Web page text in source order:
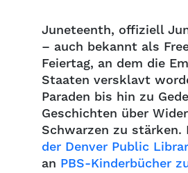
Juneteenth, offiziell
– auch bekannt als
Feiertag, an dem die
Staaten versklavt
Paraden bis hin zu
Geschichten über
Schwarzen zu stärken.
der Denver Public
an PBS-Kinderbücher